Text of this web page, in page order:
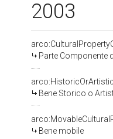
2003
Parte Componente
Bene Storico o
Bene mobile